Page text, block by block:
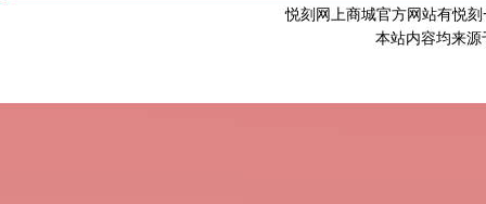
悦刻网上商城官方网站有悦
本站内容均来